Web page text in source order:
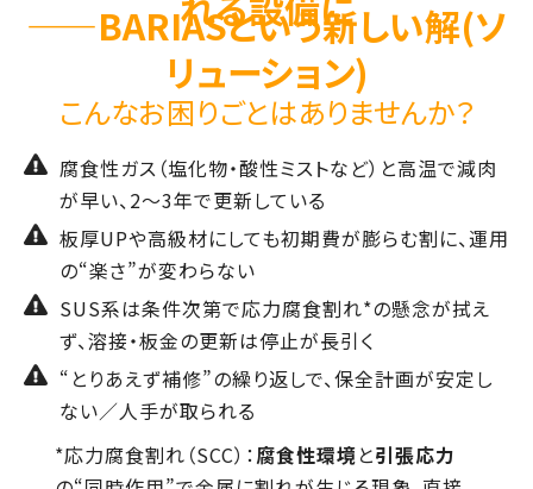
——BARIASという新しい解(ソ
リューション)
こんなお困りごとはありませんか？
腐食性ガス（塩化物・酸性ミストなど）と高温で減肉
が早い、2〜3年で更新している
板厚UPや高級材にしても初期費が膨らむ割に、運用
の“楽さ”が変わらない
SUS系は条件次第で応力腐食割れ*の懸念が拭え
ず、溶接・板金の更新は停止が長引く
“とりあえず補修”の繰り返しで、保全計画が安定し
ない／人手が取られる
*応力腐食割れ（SCC）：腐食性環境と引張応力